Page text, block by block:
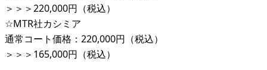
＞＞＞220,000円（税込）
☆MTR社カシミア
通常コート価格：220,000円（税込）
＞＞＞165,000円（税込）